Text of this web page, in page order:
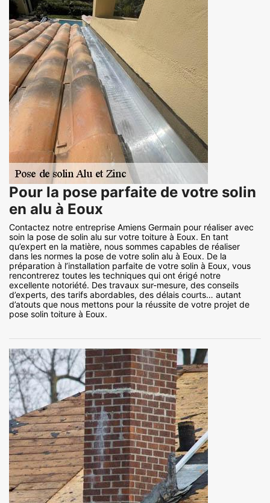
Pour la pose parfaite de votre solin
en alu à Eoux
Contactez notre entreprise Amiens Germain pour réaliser avec
soin la pose de solin alu sur votre toiture à Eoux. En tant
qu’expert en la matière, nous sommes capables de réaliser
dans les normes la pose de votre solin alu à Eoux. De la
préparation à l’installation parfaite de votre solin à Eoux, vous
rencontrerez toutes les techniques qui ont érigé notre
excellente notoriété. Des travaux sur-mesure, des conseils
d’experts, des tarifs abordables, des délais courts… autant
d’atouts que nous mettons pour la réussite de votre projet de
pose solin toiture à Eoux.